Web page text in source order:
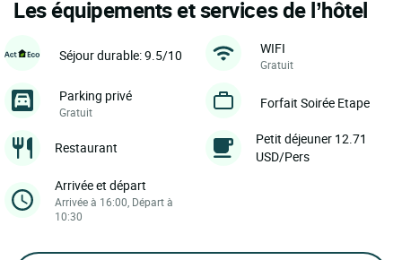
Les équipements et services de l’hôtel
Séjour durable: 9.5/10 WIFI
Gratuit
Parking privé
Gratuit
Forfait Soirée Etape
Restaurant
Petit déjeuner 12.71
USD/Pers
Arrivée et départ
Arrivée à 16:00, Départ à
10:30